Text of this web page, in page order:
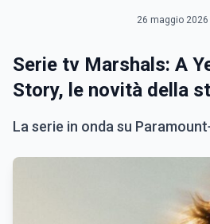
26 maggio 2026
Serie tv Marshals: A
Story, le novità della
La serie in onda su